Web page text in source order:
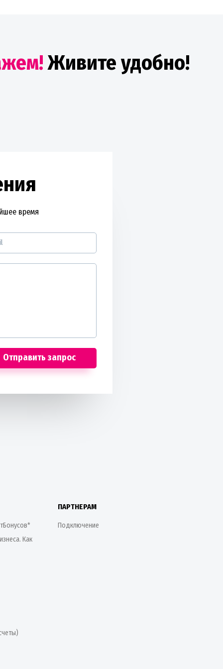
Живите удобно!
время
Отправить запрос
Как
ПАРТНЕРАМ
Подключение